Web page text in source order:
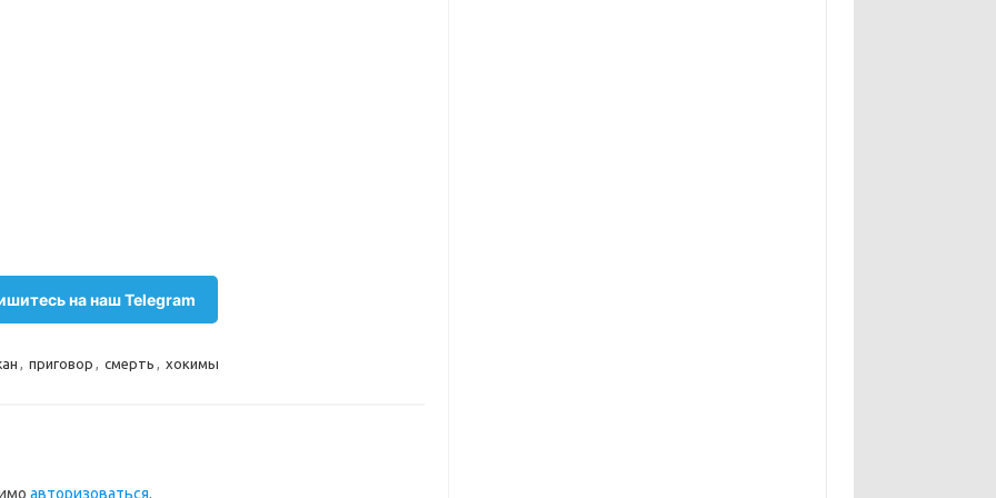
на наш Telegram
приговор смерть хокимы
авторизоваться.